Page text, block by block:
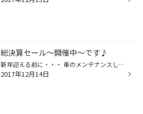
総決算セール～開催中～です♪
新年迎える前に・・・ 車のメンテナンスしませんか？？ 一年頑張った大事なお車です。オイル交換や空気圧点検。 タイヤ交換などなどリフレッシュしてあげてください！！ ただ今、当店では今年最後のセールを開催しております！！！ 目玉品のスタッドレスタイヤをはじめ、フロアジャッキ、スノーチェ...
2017年12月14日